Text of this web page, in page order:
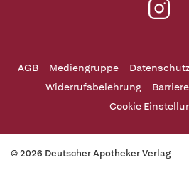
AGB Mediengruppe
Widerrufsbelehrung
Cookie
© 2026 Deutscher Apotheker Verlag